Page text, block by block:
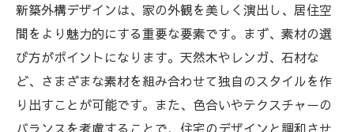
新築外構デザインは、家の外観を美しく演出し、居住空
間をより魅力的にする重要な要素です。まず、素材の選
び方がポイントになります。天然木やレンガ、石材な
ど、さまざまな素材を組み合わせて独自のスタイルを作
り出すことが可能です。また、色合いやテクスチャーの
バランスを考慮することで、住宅のデザインと調和させ